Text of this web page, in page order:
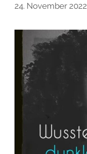
24. November 2022